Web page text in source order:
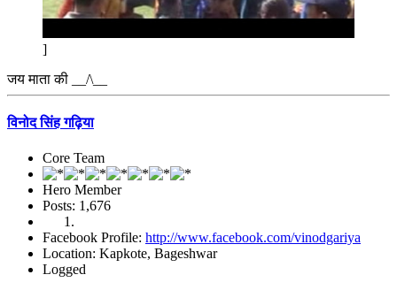
]
जय माता की __/\__
विनोद सिंह गढ़िया
Core Team
Hero Member
Posts: 1,676
Facebook Profile: http://www.facebook.com/vinodgariya
Location: Kapkote, Bageshwar
Logged